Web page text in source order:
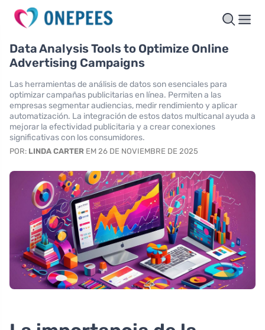
Data Analysis Tools to Optimize Online
Advertising Campaigns
Las herramientas de análisis de datos son esenciales para
optimizar campañas publicitarias en línea. Permiten a las
empresas segmentar audiencias, medir rendimiento y aplicar
automatización. La integración de estos datos multicanal ayuda a
mejorar la efectividad publicitaria y a crear conexiones
significativas con los consumidores.
POR: LINDA CARTER EM 26 DE NOVIEMBRE DE 2025